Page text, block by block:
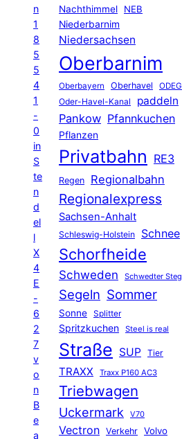
n
1
8
5
5
4
1
-
0
in
S
te
n
d
el
l
X
4
E
-
6
2
7
v
o
n
B
e
a
Nachthimmel
NEB
Niederbarnim
Niedersachsen
Oberbarnim
Oberbayern Oberhavel ODEG
Oder-Havel-Kanal paddeln
Pankow Pfannkuchen
Pflanzen
Privatbahn RE3
Regen Regionalbahn
Regionalexpress
Sachsen-Anhalt
Schleswig-Holstein Schnee
Schorfheide
Schweden Schwedter Steg
Segeln Sommer
Sonne Splitter
Spritzkuchen Steel is real
Straße SUP Tier
TRAXX Traxx P160 AC3
Triebwagen
Uckermark V70
Vectron Verkehr Volvo